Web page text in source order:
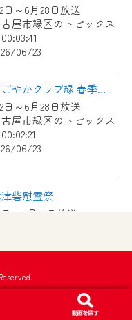
日～6月28日放送
屋市緑区のトピックス
06/23
【緑区】なごやかクラブ緑 春季グラウンド・ゴルフ大会
日～6月28日放送
屋市緑区のトピックス
06/23
津砦慰霊祭
～6月14日放送
屋市緑区のトピックス
06/23
【緑区】中日ドラゴンズOB 春華しろつち保育園で野球教室
日～6月14日放送
者様へのサー
いただくには、
『CCNetマイ
必要となりま
を含むCCNetの
めのIDです。
ールアドレス